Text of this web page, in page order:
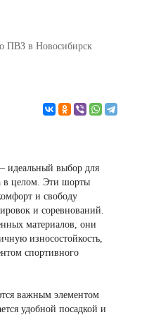
ПВЗ в Новосибирск
выбор для
в целом. Эти шорты
и свободу
и соревнований.
материалов, они
износостойкость,
спортивного
важным элементом
удобной посадкой и